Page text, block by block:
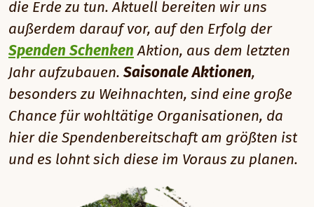
die Erde zu tun. Aktuell bereiten wir uns
außerdem darauf vor, auf den Erfolg der
Spenden Schenken Aktion, aus dem letzten
Jahr aufzubauen. Saisonale Aktionen,
besonders zu Weihnachten, sind eine große
Chance für wohltätige Organisationen, da
hier die Spendenbereitschaft am größten ist
und es lohnt sich diese im Voraus zu planen.